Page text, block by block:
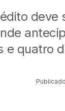
deve
e quatro